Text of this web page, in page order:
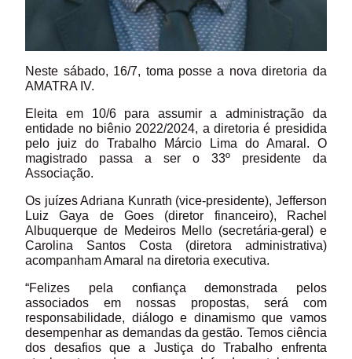
Neste sábado, 16/7, toma posse a nova diretoria da
AMATRA IV.
Eleita em 10/6 para assumir a administração da
entidade no biênio 2022/2024, a diretoria é presidida
pelo juiz do Trabalho Márcio Lima do Amaral. O
magistrado passa a ser o 33º presidente da
Associação.
Os juízes Adriana Kunrath (vice-presidente), Jefferson
Luiz Gaya de Goes (diretor financeiro), Rachel
Albuquerque de Medeiros Mello (secretária-geral) e
Carolina Santos Costa (diretora administrativa)
acompanham Amaral na diretoria executiva.
“Felizes pela confiança demonstrada pelos
associados em nossas propostas, será com
responsabilidade, diálogo e dinamismo que vamos
desempenhar as demandas da gestão. Temos ciência
dos desafios que a Justiça do Trabalho enfrenta